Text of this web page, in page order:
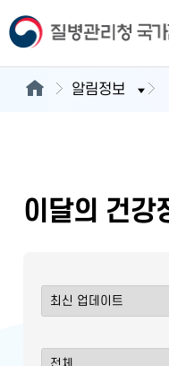
알림정보
이달의 건강